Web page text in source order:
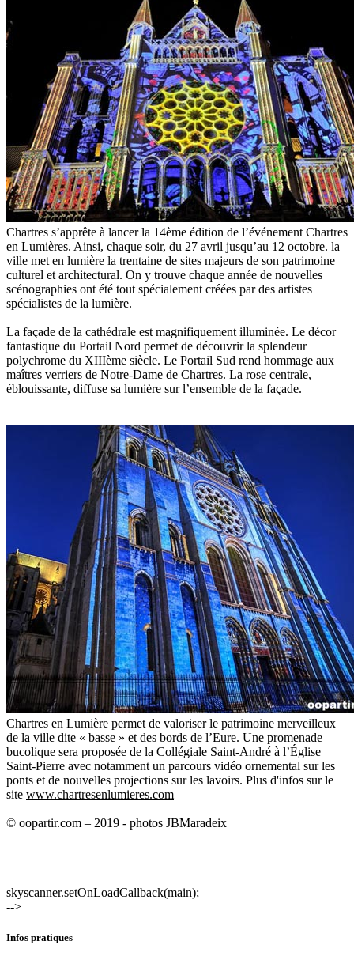
Chartres s’apprête à lancer la 14ème édition de l’événement Chartres
en Lumières. Ainsi, chaque soir, du 27 avril jusqu’au 12 octobre. la
ville met en lumière la trentaine de sites majeurs de son patrimoine
culturel et architectural. On y trouve chaque année de nouvelles
scénographies ont été tout spécialement créées par des artistes
spécialistes de la lumière.
La façade de la cathédrale est magnifiquement illuminée. Le décor
fantastique du Portail Nord permet de découvrir la splendeur
polychrome du XIIIème siècle. Le Portail Sud rend hommage aux
maîtres verriers de Notre-Dame de Chartres. La rose centrale,
éblouissante, diffuse sa lumière sur l’ensemble de la façade.
Chartres en Lumière permet de valoriser le patrimoine merveilleux
de la ville dite « basse » et des bords de l’Eure. Une promenade
bucolique sera proposée de la Collégiale Saint-André à l’Église
Saint-Pierre avec notamment un parcours vidéo ornemental sur les
ponts et de nouvelles projections sur les lavoirs. Plus d'infos sur le
site www.chartresenlumieres.com
© oopartir.com – 2019 - photos JBMaradeix
skyscanner.setOnLoadCallback(main);
-->
Infos pratiques